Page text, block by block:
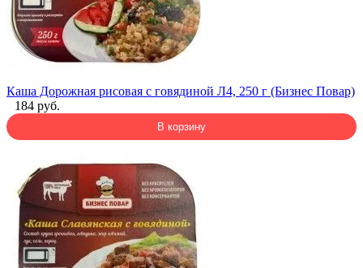
Каша Дорожная рисовая с говядиной Л4, 250 г (Бизнес Повар)
184 руб.
В корзину